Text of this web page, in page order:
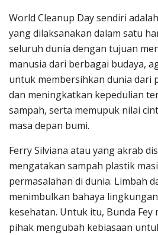
World Cleanup Day sendiri
yang dilaksanakan dalam satu
seluruh dunia dengan tujuan
manusia dari berbagai budaya,
untuk membersihkan dunia dari
dan meningkatkan kepedulian
sampah, serta memupuk nilai
masa depan bumi.
Ferry Silviana atau yang akrab
mengatakan sampah plastik
permasalahan di dunia. Limbah
menimbulkan bahaya
kesehatan. Untuk itu, Bunda Fey
pihak mengubah kebiasaan